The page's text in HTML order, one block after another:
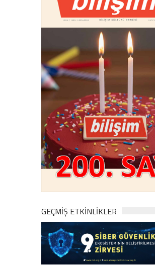
GEÇMİŞ ETKİNLİKLER